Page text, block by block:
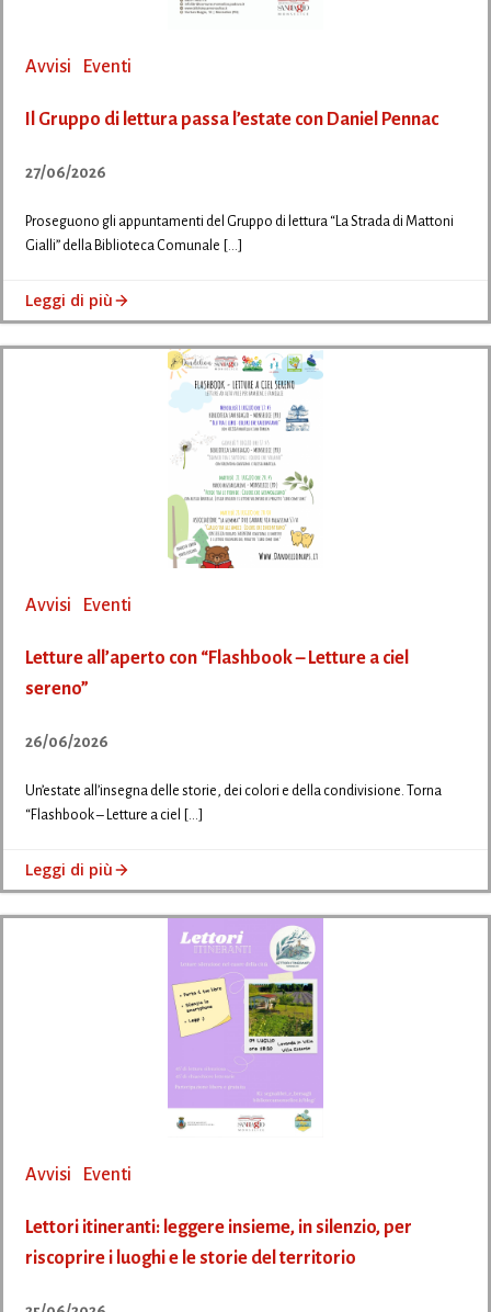
Avvisi Eventi
Il Gruppo di lettura passa l’estate con Daniel Pennac
27/06/2026
Proseguono gli appuntamenti del Gruppo di lettura “La Strada di Mattoni
Gialli” della Biblioteca Comunale […]
Leggi di più
Avvisi Eventi
Letture all’aperto con “Flashbook – Letture a ciel
sereno”
26/06/2026
Un’estate all’insegna delle storie, dei colori e della condivisione. Torna
“Flashbook – Letture a ciel […]
Leggi di più
Avvisi Eventi
Lettori itineranti: leggere insieme, in silenzio, per
riscoprire i luoghi e le storie del territorio